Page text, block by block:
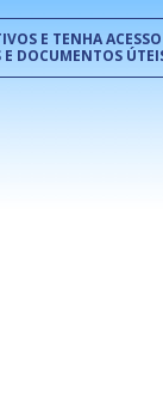
E TENHA ACESSO
E DOCUMENTOS